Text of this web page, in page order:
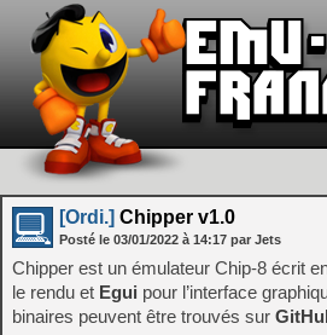
[Ordi.] Chipper v1.0
Posté le 03/01/2022 à 14:17 par Jets
Chipper est un émulateur Chip-8 écrit
le rendu et Egui pour l’interface
binaires peuvent être trouvés sur